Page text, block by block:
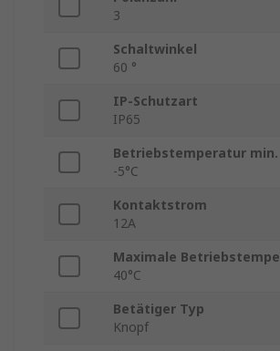
3
Schaltwinkel
60 °
IP-Schutzart
IP65
Betriebstemperatur min.
-5°C
Kontaktstrom
12A
Maximale
40°C
Betätiger Typ
Knopf